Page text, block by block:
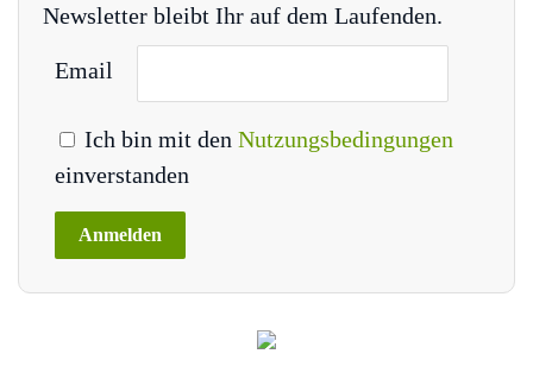
Newsletter bleibt Ihr auf dem Laufenden.
Email
Ich bin mit den Nutzungsbedingungen
einverstanden